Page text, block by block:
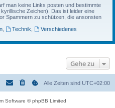
man keine Links posten und bestimmte
Zeichen). Das ist leider eine
Spammern zu schützen, die ansonsten
, Technik
Verschiedenes
Gehe zu
Alle Zeiten sind UTC+02:00
Software © phpBB Limited